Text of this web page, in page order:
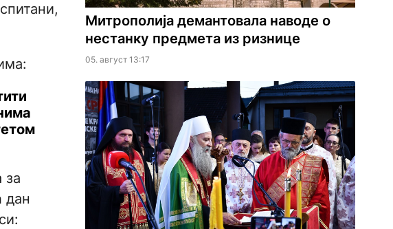
за
дан
Митрополија демантовала наводе о
нестанку предмета из ризнице
05. август 13:17